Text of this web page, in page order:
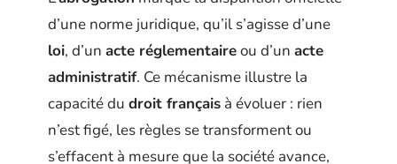
d’une norme juridique, qu’il s’agisse d’une
loi, d’un acte réglementaireou d’un acte
administratif. Ce mécanisme illustre la
capacité du droit français à évoluer : rien
n’est figé, les règles se transforment ou
s’effacent à mesure que la société avance,